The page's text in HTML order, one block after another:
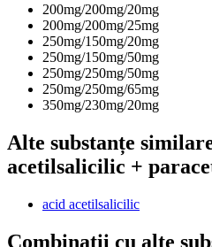
200mg/200mg/20mg
200mg/200mg/25mg
250mg/150mg/20mg
250mg/150mg/50mg
250mg/250mg/50mg
250mg/250mg/65mg
350mg/230mg/20mg
Alte substanțe
acetilsalicilic +
acid acetilsalicilic
Combinații cu alte